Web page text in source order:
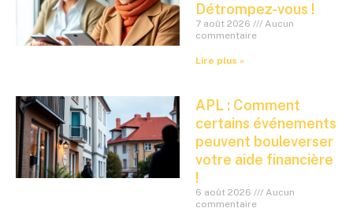
Détrompez-vous !
7 août 2026
Aucun
commentaire
Lire plus »
APL : Comment
certains événements
peuvent bouleverser
votre aide financière
!
6 août 2026
Aucun
commentaire